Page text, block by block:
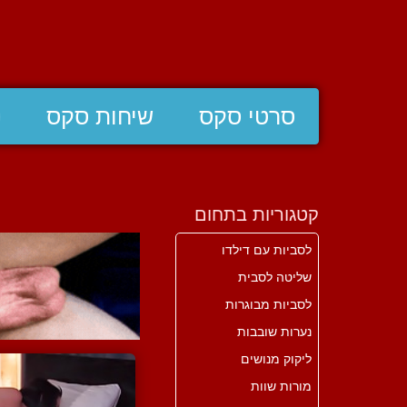
סרטי סקס שיחות סקס
קטגוריות בתחום
לסביות עם דילדו
שליטה לסבית
לסביות מבוגרות
נערות שובבות
ליקוק מנושים
מורות שוות